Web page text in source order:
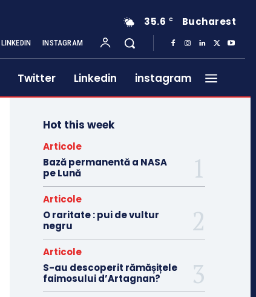
35.6 C Bucharest
LINKEDIN INSTAGRAM
Twitter Linkedin instagram
Hot this week
Articole
Bază permanentă a NASA
pe Lună
Articole
O raritate : pui de vultur
negru
Articole
S-au descoperit rămășițele
faimosului d’Artagnan?